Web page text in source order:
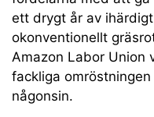
ett drygt år av
okonventionellt
Amazon Labor Union
fackliga
någonsin.